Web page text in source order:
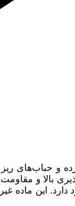
و حباب‌های
بالا و
این ماده